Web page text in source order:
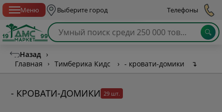
Меню Выберите город Телефоны
Назад ›
Главная
› Тимберика Кидс › - кровати-домики ↴
- КРОВАТИ-ДОМИКИ 29 шт.